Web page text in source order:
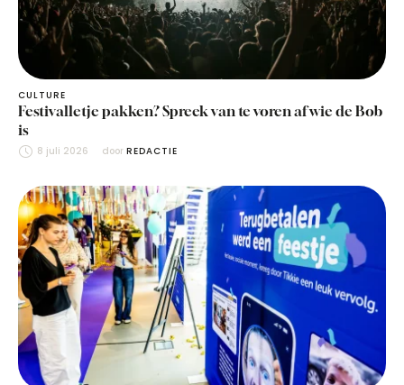
CULTURE
Festivalletje pakken? Spreek van te voren af wie de Bob
is
8 juli 2026 door REDACTIE